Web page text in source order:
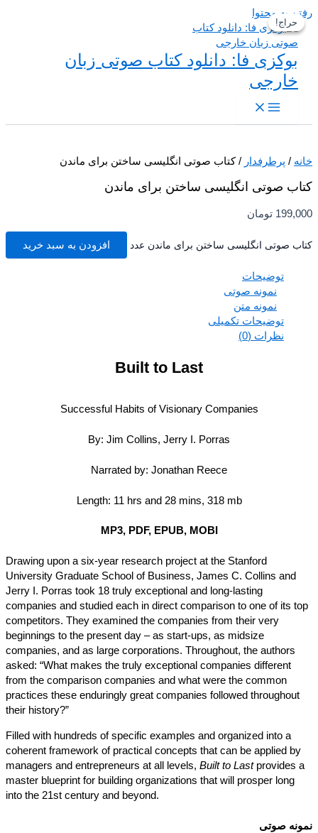
به محتوا
بوکزی فا: دانلود کتاب صوتی زبان
خارجی
/پرطرفدار / کتاب صوتی انگلیسی ساختن برای ماندن
صوتی انگلیسی ساختن برای ماندن
تومان
صوتی انگلیسی ساختن برای ماندن عدد افزودن به سبد خرید
توضیحات
نمونه صوتی
نمونه متن
توضیحات تکمیلی
نظرات (0)
Built to Last
Successful Habits of Visionary Companies
By: Jim Collins, Jerry I. Porras
Narrated by: Jonathan Reece
Length: 11 hrs and 28 mins, 318 mb
MP3, PDF, EPUB, MOBI
Drawing upon a six-year research project at the Stanford
University Graduate School of Business, James C. Collins and
Jerry I. Porras took 18 truly exceptional and long-lasting
companies and studied each in direct comparison to one of its
competitors. They examined the companies from their very
beginnings to the present day – as start-ups, as midsize
companies, and as large corporations. Throughout, the authors
asked: “What makes the truly exceptional companies different
from the comparison companies and what were the common
practices these enduringly great companies followed
their history?”
Filled with hundreds of specific examples and organized into a
coherent framework of practical concepts that can be applied
managers and entrepreneurs at all levels,Built to Lastprovides
master blueprint for building organizations that will prosper long
into the 21st century and beyond.
صوتی
حراج!
حراج!